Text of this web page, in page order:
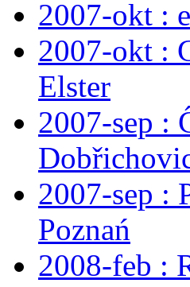
2007-okt :
2007-okt :
Elster
2007-sep :
2007-sep :
Poznań
2008-feb :